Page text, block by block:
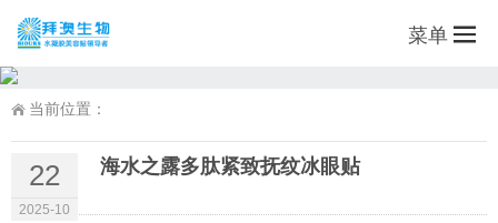
菜单
当前位置：
22
2025-10
海水之露多肽紧致抚纹冰眼贴